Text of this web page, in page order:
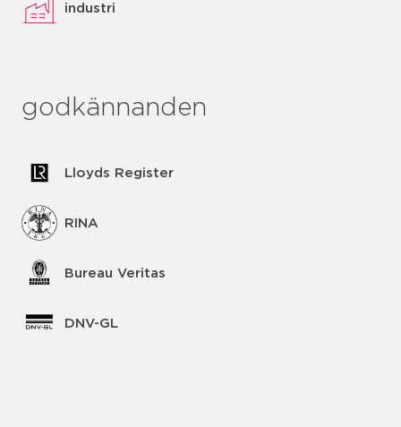
industri
godkännanden
Lloyds Register
RINA
Bureau Veritas
DNV-GL